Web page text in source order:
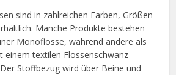
sind in zahlreichen Farben, Größen
Manche Produkte bestehen
Monoflosse, während andere als
einem textilen Flossenschwanz
Stoffbezug wird über Beine und